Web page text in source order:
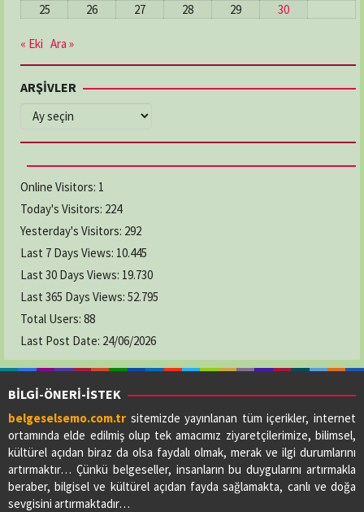
25
26 27 28 29 30
« Eki Ara »
ARŞİVLER
ARŞİVLER
Online Visitors: 1
Today's Visitors: 224
Yesterday's Visitors: 292
Last 7 Days Views: 10.445
Last 30 Days Views: 19.730
Last 365 Days Views: 52.795
Total Users: 88
Last Post Date: 24/06/2026
BİLGİ-ÖNERİ-İSTEK
belgeselsemo.com.tr sitemizde yayınlanan tüm içerikler, internet
ortamında elde edilmiş olup tek amacımız ziyaretçilerimize, bilimsel,
kültürel açıdan biraz da olsa faydalı olmak, merak ve ilgi durumlarını
artırmaktır… Çünkü belgeseller, insanların bu duygularını artırmakla
beraber, bilgisel ve kültürel açıdan fayda sağlamakta, canlı ve doğa
sevgisini artırmaktadır…